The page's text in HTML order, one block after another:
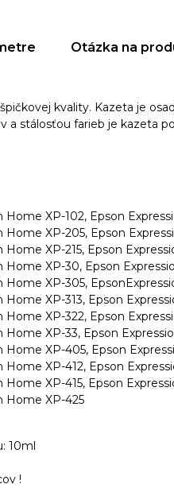
Otázka na
kvality. Kazeta je
a stálosťou farieb je kazeta
Home XP-102, Epson
Home XP-205, Epson
Home XP-215, Epson
Home XP-30, Epson
Home XP-305,
Home XP-313, Epson
Home XP-322, Epson
Home XP-33, Epson
Home XP-405, Epson
Home XP-412, Epson
Home XP-415, Epson
Home XP-425
10ml
!